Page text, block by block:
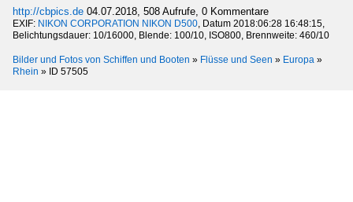
http://cbpics.de 04.07.2018, 508 Aufrufe, 0 Kommentare
EXIF: NIKON CORPORATION NIKON D500, Datum 2018:06:28 16:48:15,
Belichtungsdauer: 10/16000, Blende: 100/10, ISO800, Brennweite: 460/10
Bilder und Fotos von Schiffen und Booten » Flüsse und Seen » Europa »
Rhein » ID 57505